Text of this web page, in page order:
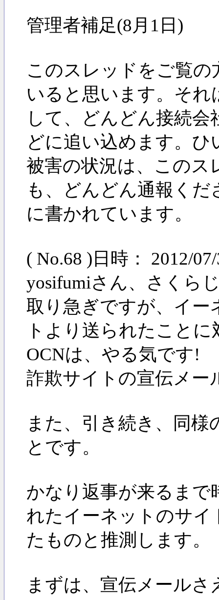
管理者補足(8月1日)
このスレッドをご覧
いると思います。そ
して、どんどん接続
どに追い込めます。
被害の状況は、このス
も、どんどん通報くだ
に書かれています。
( No.68 )日時： 2012/
yosifumiさん、さくら
取り急ぎですが、イー
トより送られたこと
OCNは、やる気です!
詐欺サイトの宣伝メー
また、引き続き、同
とです。
かなり返事が来るまで
れたイーネットのサ
たものと推測します。
まずは、宣伝メール